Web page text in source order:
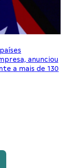
anunciou
a mais de 130